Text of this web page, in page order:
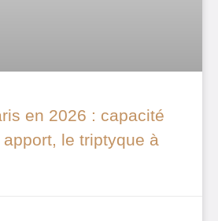
en 2026 : capacité
apport, le triptyque à